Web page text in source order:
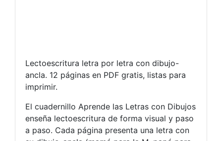
Lectoescritura letra por letra con dibujo-
ancla. 12 páginas en PDF gratis, listas para
imprimir.
El cuadernillo Aprende las Letras con Dibujos
enseña lectoescritura de forma visual y paso
a paso. Cada página presenta una letra con